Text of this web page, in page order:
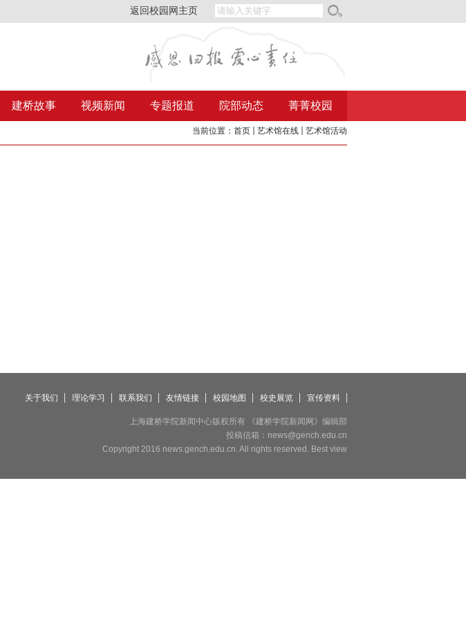
返回校园网主页
建桥故事 视频新闻 专题报道 院部动态 菁菁校园
当前位置： 首页 艺术馆在线 艺术馆活动
关于我们 理论学习 联系我们 友情链接 校园地图 校史展览 宣传资料
上海建桥学院新闻中心版权所有 《建桥学院新闻网》编辑部
投稿信箱： news@gench.edu.cn
Copyright 2016 news.gench.edu.cn. All rights reserved. Best view